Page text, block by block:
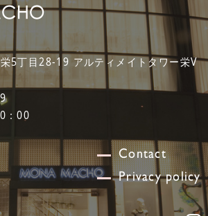
5丁目28-19 アルティメイトタワー栄V
：00
Contact
Privacy policy